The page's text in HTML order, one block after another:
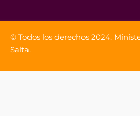
© Todos los derechos 2024.
Salta.